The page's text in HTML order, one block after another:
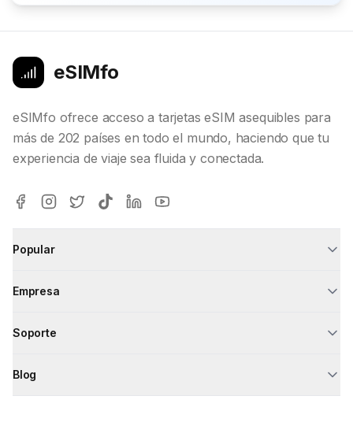
eSIMfo
eSIMfo ofrece acceso a tarjetas eSIM asequibles para
más de 202 países en todo el mundo, haciendo que tu
experiencia de viaje sea fluida y conectada.
Popular
Empresa
Soporte
Blog